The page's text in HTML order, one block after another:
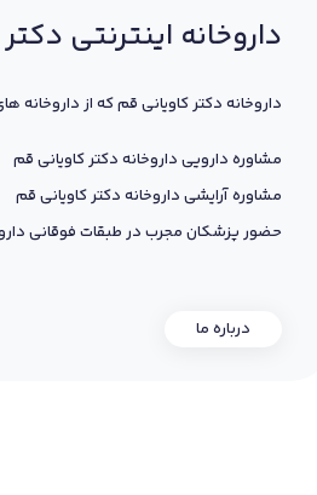
داروخانه اینترنتی
داروخانه دکتر کاویانی قم که از
مشاوره دارویی داروخانه دکتر کاویانی قم
مشاوره آرایشی داروخانه دکتر کاویانی قم
حضور پزشکان مجرب در طبقات فوقانی
درباره ما